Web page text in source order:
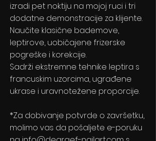
izradi pet noktiju na mojoj ruci i tri
dodatne demonstracije za klijente.
Naučite klasične bademove,
leptirove, uobičajene frizerske
pogreške i korekcije.
Sadrži ekstremne tehnike leptira s
francuskim uzorcima, ugrađene
ukrase i uravnotežene proporcije.
*Za dobivanje potvrde o završetku,
molimo vas da pošaljete e-poruku